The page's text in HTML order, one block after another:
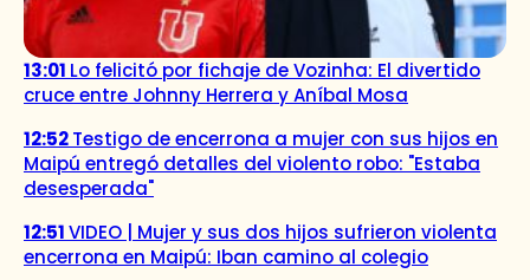
13:01 Lo felicitó por fichaje de Vozinha: El divertido
cruce entre Johnny Herrera y Aníbal Mosa
12:52Testigo de encerrona a mujer con sus hijos en
Maipú entregó detalles del violento robo: "Estaba
desesperada"
12:51VIDEO | Mujer y sus dos hijos sufrieron violenta
encerrona en Maipú: Iban camino al colegio